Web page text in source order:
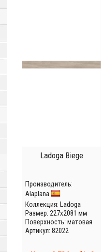
Ladoga Biege
Производитель:
Alaplana
Коллекция: Ladoga
Размер: 227x2081 мм
Поверхность: матовая
Артикул: 82022